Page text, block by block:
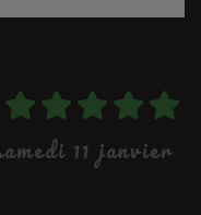
11 janvier